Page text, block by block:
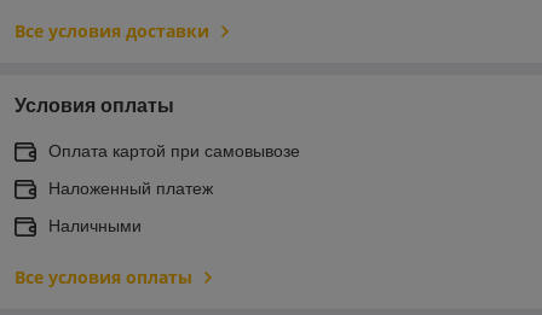
Все условия доставки
Условия оплаты
Оплата картой при самовывозе
Наложенный платеж
Наличными
Все условия оплаты